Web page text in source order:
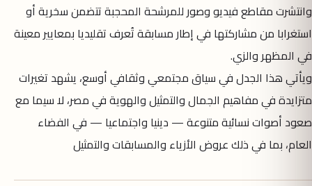
وانتشرت مقاطع فيديو وصور للمرشحة المحجبة تتضمن سخرية أو
استغرابا من مشاركتها في إطار مسابقة تُعرف تقليديا بمعايير معينة
في المظهر والزي.
ويأتي هذا الجدل في سياق مجتمعي وثقافي أوسع، يشهد تغيرات
متزايدة في مفاهيم الجمال والتمثيل والهوية في مصر، لا سيما مع
صعود أصوات نسائية متنوعة — دينيا واجتماعيا — في الفضاء
العام، بما في ذلك عروض الأزياء والمسابقات والتمثيل